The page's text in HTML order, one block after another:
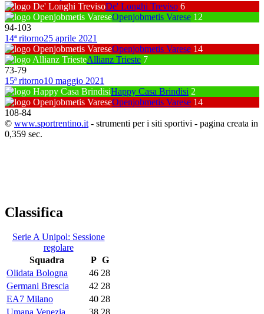
De' Longhi Treviso 6
Openjobmetis Varese 12
94-103
14ª ritorno25 aprile 2021
Openjobmetis Varese 14
Allianz Trieste 7
73-79
15ª ritorno10 maggio 2021
Happy Casa Brindisi 2
Openjobmetis Varese 14
108-84
© www.sportrentino.it - strumenti per i siti sportivi - pagina creata in
0,359 sec.
Classifica
Serie A Unipol: Sessione
regolare
Squadra
P G
Olidata Bologna
46 28
Germani Brescia
42 28
EA7 Milano
40 28